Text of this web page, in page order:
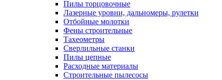
Пилы торцовочные
Лазерные уровни, дальномеры, рулетки
Отбойные молотки
Фены строительные
Тахеометры
Сверлильные станки
Пилы цепные
Расходные материалы
Строительные пылесосы